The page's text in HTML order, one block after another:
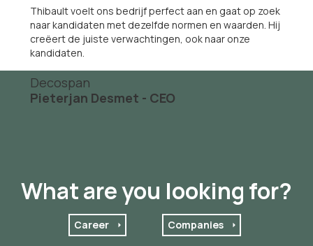
Thibault voelt ons bedrijf perfect aan en gaat op zoek
naar kandidaten met dezelfde normen en waarden. Hij
creëert de juiste verwachtingen, ook naar onze
kandidaten.
Decospan
Pieterjan Desmet - CEO
What are you looking for?
Career Companies